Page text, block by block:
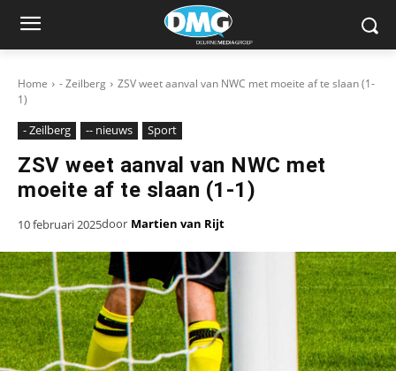
Home - Zeilberg
ZSV weet aanval van NWC met moeite af te slaan (1-
1)
- Zeilberg -- nieuws Sport
ZSV weet aanval van NWC met
moeite af te slaan (1-1)
10 februari 2025door Martien van Rijt